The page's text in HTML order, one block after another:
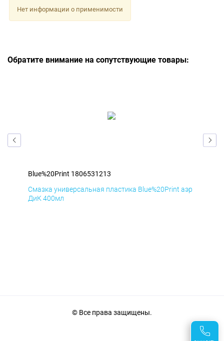
Нет информации о применимости
Обратите внимание на сопутствующие товары:
Blue%20Print 1806531213
Смазка универсальная пластика Blue%20Print аэр
ДиК 400мл
© Все права защищены.